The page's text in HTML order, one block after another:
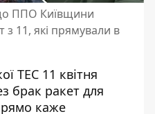
ППО Київщини
11, які прямували в
ТЕС 11 квітня
брак ракет для
каже